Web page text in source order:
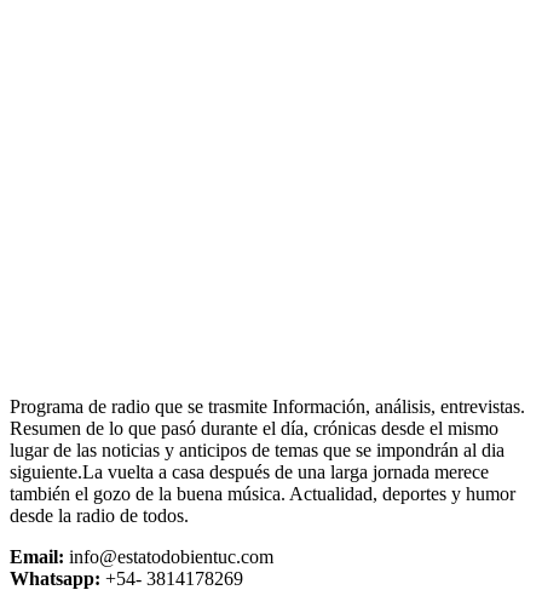
Programa de radio que se trasmite Información, análisis, entrevistas.
Resumen de lo que pasó durante el día, crónicas desde el mismo
lugar de las noticias y anticipos de temas que se impondrán al dia
siguiente.La vuelta a casa después de una larga jornada merece
también el gozo de la buena música. Actualidad, deportes y humor
desde la radio de todos.
Email: info@estatodobientuc.com
Whatsapp: +54- 3814178269